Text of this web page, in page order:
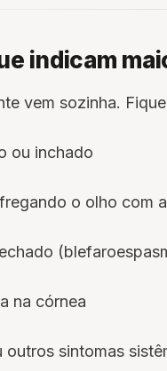
indicam
vem sozinha.
ou inchado
o olho com
na córnea
outros sintomas